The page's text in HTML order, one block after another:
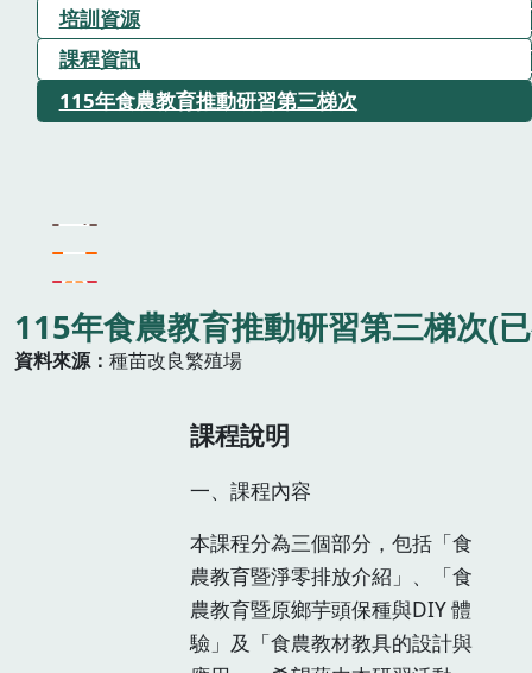
培訓資源
課程資訊
115年食農教育推動研習第三梯次
115年食農教育推動研習第三梯次(
資料來源 種苗改良繁殖場
課程說明
一、課程內容​​​​​
本課程分為三個部分，包括「食
農教育暨淨零排放介紹」、「食
農教育暨原鄉芋頭保種與DIY 體
驗」及「食農教材教具的設計與